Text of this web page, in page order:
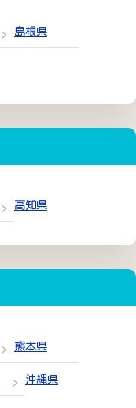
島根県
高知県
熊本県
沖縄県